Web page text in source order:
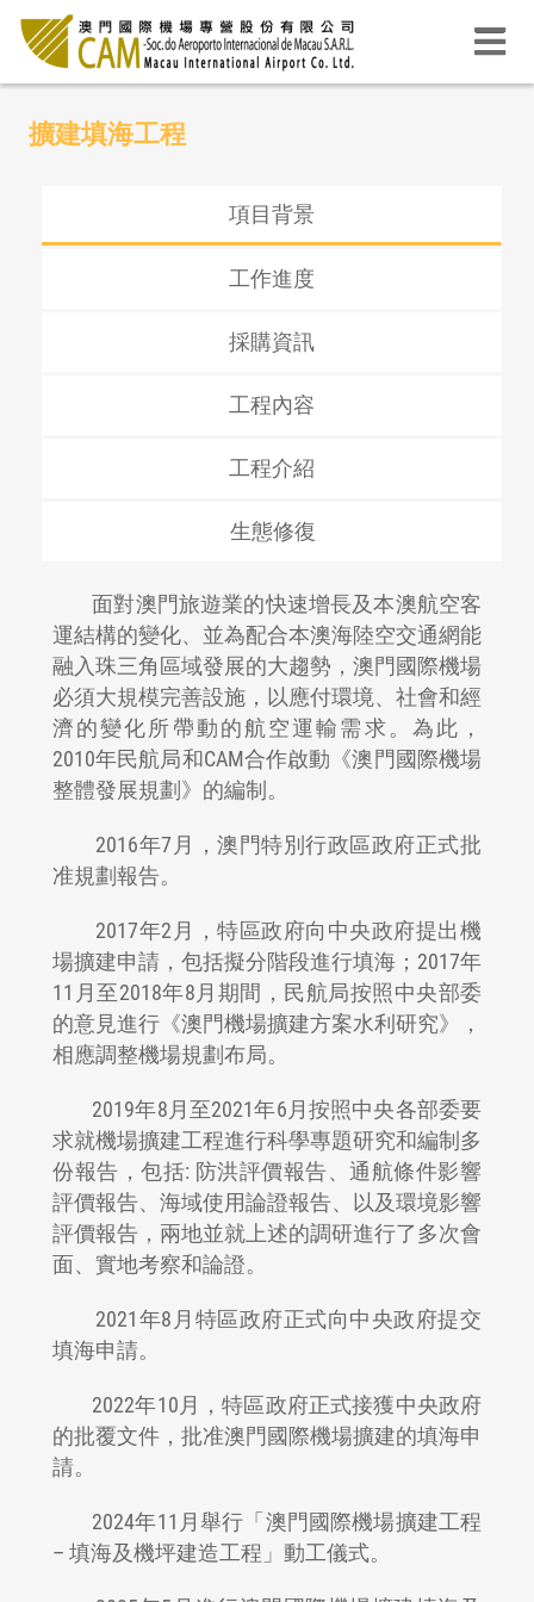
擴建填海工程
項目背景
工作進度
採購資訊
工程內容
工程介紹
生態修復
面對澳門旅遊業的快速增長及本澳航空客
運結構的變化、並為配合本澳海陸空交通網能
融入珠三角區域發展的大趨勢，澳門國際機場
必須大規模完善設施，以應付環境、社會和經
濟的變化所帶動的航空運輸需求。為此，
2010年民航局和CAM合作啟動《澳門國際機場
整體發展規劃》的編制。
2016年7月，澳門特別行政區政府正式批
准規劃報告。
2017年2月，特區政府向中央政府提出機
場擴建申請，包括擬分階段進行填海；2017年
11月至2018年8月期間，民航局按照中央部委
的意見進行《澳門機場擴建方案水利研究》，
相應調整機場規劃布局。
2019年8月至2021年6月按照中央各部委要
求就機場擴建工程進行科學專題研究和編制多
份報告，包括: 防洪評價報告、通航條件影響
評價報告、海域使用論證報告、以及環境影響
評價報告，兩地並就上述的調研進行了多次會
面、實地考察和論證。
2021年8月特區政府正式向中央政府提交
填海申請。
2022年10月，特區政府正式接獲中央政府
的批覆文件，批准澳門國際機場擴建的填海申
請。
2024年11月舉行「澳門國際機場擴建工程
– 填海及機坪建造工程」動工儀式。